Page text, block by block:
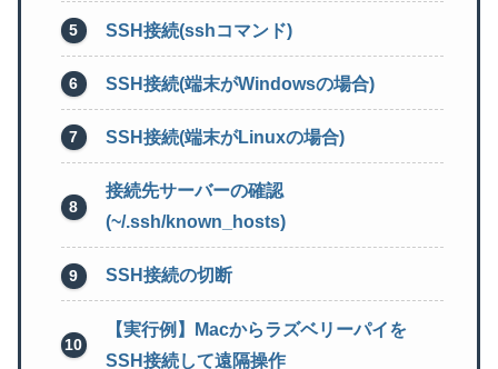
SSH接続(sshコマンド)
SSH接続(端末がWindowsの場合)
SSH接続(端末がLinuxの場合)
接続先サーバーの確認
(~/.ssh/known_hosts)
SSH接続の切断
【実行例】Macからラズベリーパイを
SSH接続して遠隔操作